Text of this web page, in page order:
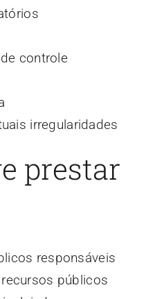
controle
irregularidades
prestar
responsáveis
públicos